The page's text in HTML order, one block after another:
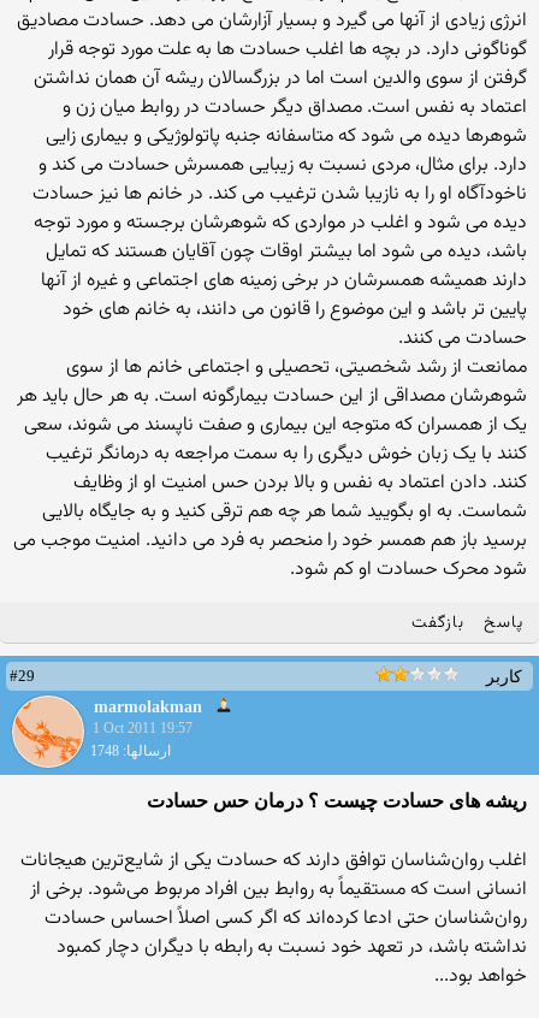
انرژی زیادی از آنها می گیرد و بسیار آزارشان می دهد. حسادت مصادیق
گوناگونی دارد. در بچه ها اغلب حسادت ها به علت مورد توجه قرار
گرفتن از سوی والدین است اما در بزرگسالان ریشه آن همان نداشتن
اعتماد به نفس است. مصداق دیگر حسادت در روابط میان زن و
شوهرها دیده می شود که متاسفانه جنبه پاتولوژیکی و بیماری زایی
دارد. برای مثال، مردی نسبت به زیبایی همسرش حسادت می کند و
ناخودآگاه او را به نازیبا شدن ترغیب می کند. در خانم ها نیز حسادت
دیده می شود و اغلب در مواردی که شوهرشان برجسته و مورد توجه
باشد، دیده می شود اما بیشتر اوقات چون آقایان هستند که تمایل
دارند همیشه همسرشان در برخی زمینه های اجتماعی و غیره از آنها
پایین تر باشد و این موضوع را قانون می دانند، به خانم های خود
حسادت می کنند.
ممانعت از رشد شخصیتی، تحصیلی و اجتماعی خانم ها از سوی
شوهرشان مصداقی از این حسادت بیمارگونه است. به هر حال باید هر
یک از همسران که متوجه این بیماری و صفت ناپسند می شوند، سعی
کنند با یک زبان خوش دیگری را به سمت مراجعه به درمانگر ترغیب
کنند. دادن اعتماد به نفس و بالا بردن حس امنیت او از وظایف
شماست. به او بگویید شما هر چه هم ترقی کنید و به جایگاه بالایی
برسید باز هم همسر خود را منحصر به فرد می دانید. امنیت موجب می
شود محرک حسادت او کم شود.
پاسخ بازگفت
کاربر
#29
marmolakman
1 Oct 2011 19:57
ارسالها: 1748
ریشه های حسادت چیست ؟ درمان حس حسادت
اغلب روان‌شناسان توافق دارند که حسادت یکی از شایع‌ترین هیجانات
انسانی است که مستقیماً به روابط بین افراد مربوط می‌شود. برخی از
روان‌شناسان حتی ادعا کرده‌اند که اگر کسی اصلاً احساس حسادت
نداشته باشد، در تعهد خود نسبت به رابطه با دیگران دچار کمبود
خواهد بود...